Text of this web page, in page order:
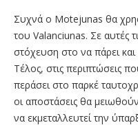
Συχνά ο Motejunas θα
του Valanciunas. Σε αυτές
στόχευση στο να πάρει
Tέλος, στις περιπτώσεις
περάσει στο παρκέ
οι αποστάσεις θα
να εκμεταλλευτεί την